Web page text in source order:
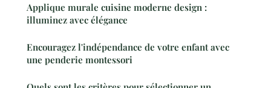
Applique murale cuisine moderne design :
illuminez avec élégance
Encouragez l'indépendance de votre enfant avec
une penderie montessori